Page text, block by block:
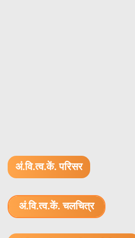
अं.वि.त्व.कें. परिसर
अं.वि.त्व.कें. चलचित्र